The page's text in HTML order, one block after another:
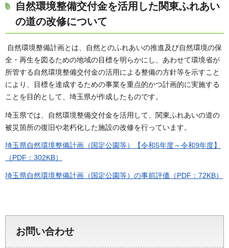
自然環境整備交付金を活用した関東ふれあい
の道の改修について
自然環境整備計画とは、自然とのふれあいの推進及び自然環境の保
全・再生を図るための地域の目標を明らかにし、あわせて環境省が
所管する自然環境整備交付金の活用による整備の方針等を示すこと
により、目標を達成するための事業を重点的かつ計画的に実施する
ことを目的として、埼玉県が作成したものです。
埼玉県では、自然環境整備交付金を活用して、関東ふれあいの道の
被災箇所の復旧や老朽化した施設の改修を行っています。
埼玉県自然環境整備計画（国定公園等）【令和5年度～令和9年度】
（PDF：302KB）
埼玉県自然環境整備計画（国定公園等）の事前評価（PDF：72KB）
お問い合わせ